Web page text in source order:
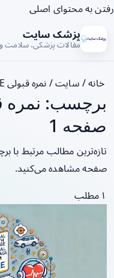
رفتن به محتوای اصلی
پزشک سایت
مقالات پزشکی، سلامت
خانه/ سایت/ نمره قبولی MHLE
صفحه 1
صفحه مشاهده می‌کنید.
۱ مطلب